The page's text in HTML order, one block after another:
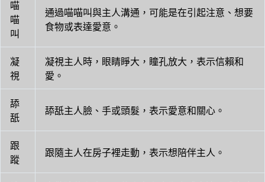
喵
喵
叫
通過喵喵叫與主人溝通，可能是在引起注意、想要
食物或表達愛意。
凝
視
凝視主人時，眼睛睜大，瞳孔放大，表示信賴和
愛。
舔
舐
舔舐主人臉、手或頭髮，表示愛意和關心。
跟
蹤
跟隨主人在房子裡走動，表示想陪伴主人。